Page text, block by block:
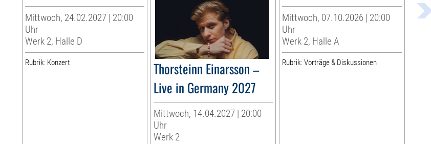
Mittwoch, 24.02.2027 | 20:00
Uhr
Werk 2, Halle D
Rubrik: Konzert
Thorsteinn Einarsson –
Live in Germany 2027
Mittwoch, 14.04.2027 | 20:00
Uhr
Werk 2
Mittwoch, 07.10.2026 | 20:00
Uhr
Werk 2, Halle A
Rubrik: Vorträge & Diskussionen